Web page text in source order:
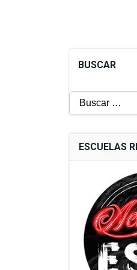
BUSCAR
Buscar:
ESCUELAS